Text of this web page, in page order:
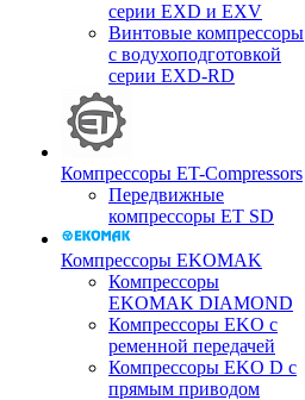
серии EXD и EXV
Винтовые компрессоры
с водухоподготовкой
серии EXD-RD
Компрессоры ET-Compressors
Передвижные
компрессоры ET SD
Компрессоры EKOMAK
Компрессоры
EKOMAK DIAMOND
Компрессоры EKO c
ременной передачей
Компрессоры EKO D с
прямым приводом